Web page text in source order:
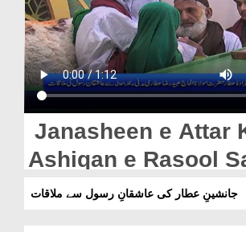
Rohani Ilaj
Donation
Blog
Magazine
Janasheen e Attar
Ashiqan e Rasool
Mulaqat
جانشینِ عطار کی عاشقانِ رسول سے ملاقات